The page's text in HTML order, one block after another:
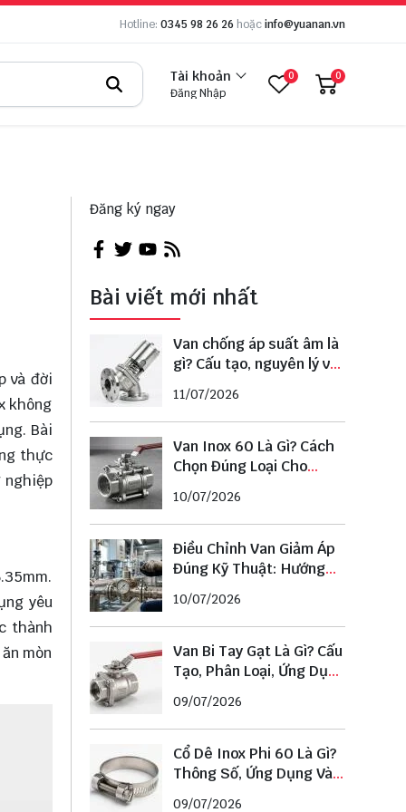
Hotline: 0345 98 26 26 hoặcinfo@yuanan.vn
Tài khoản
Đăng Nhập
0 0
và đời
không
Bài
thực
nghiệp
yêu
thành
mòn
Đăng ký ngay
Bài viết mới nhất
Van chống áp suất âm là
gì? Cấu tạo, nguyên lý và
cách lựa chọn đúng
11/07/2026
Van Inox 60 Là Gì? Cách
Chọn Đúng Loại Cho
Đường Ống Phi 60
10/07/2026
Điều Chỉnh Van Giảm Áp
Đúng Kỹ Thuật: Hướng
Dẫn Chi Tiết Từ A–Z
10/07/2026
Van Bi Tay Gạt Là Gì? Cấu
Tạo, Phân Loại, Ứng Dụng
Và Cách Chọn Chuẩn
09/07/2026
Cổ Dê Inox Phi 60 Là Gì?
Thông Số, Ứng Dụng Và
Cách Chọn Đúng Kích
09/07/2026